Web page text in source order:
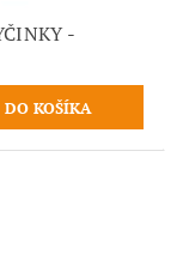
-